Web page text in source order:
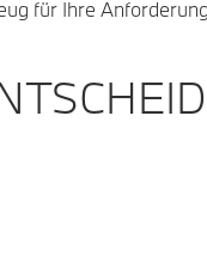
für Ihre